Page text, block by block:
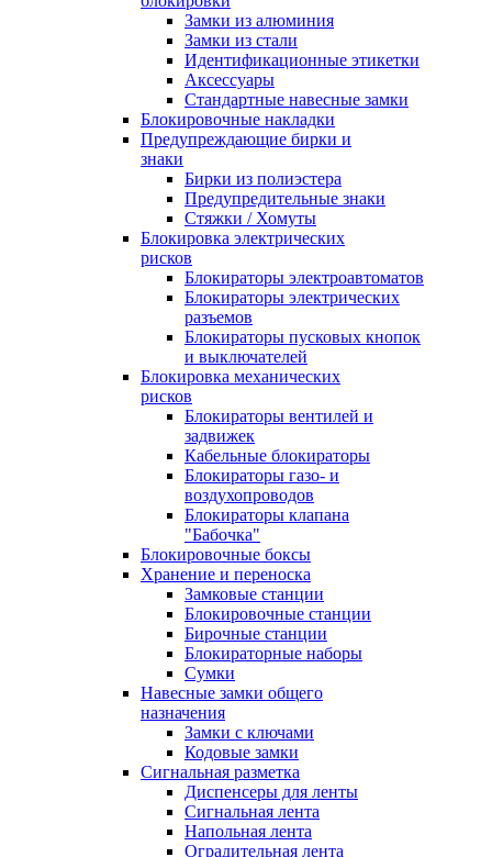
Замки из алюминия
Замки из стали
Идентификационные этикетки
Аксессуары
Стандартные навесные замки
Блокировочные накладки
Предупреждающие бирки и
знаки
Бирки из полиэстера
Предупредительные знаки
Стяжки / Хомуты
Блокировка электрических
рисков
Блокираторы электроавтоматов
Блокираторы электрических
разъемов
Блокираторы пусковых кнопок
и выключателей
Блокировка механических
рисков
Блокираторы вентилей и
задвижек
Кабельные блокираторы
Блокираторы газо- и
воздухопроводов
Блокираторы клапана
"Бабочка"
Блокировочные боксы
Хранение и переноска
Замковые станции
Блокировочные станции
Бирочные станции
Блокираторные наборы
Сумки
Навесные замки общего
назначения
Замки с ключами
Кодовые замки
Сигнальная разметка
Диспенсеры для ленты
Сигнальная лента
Напольная лента
Оградительная лента